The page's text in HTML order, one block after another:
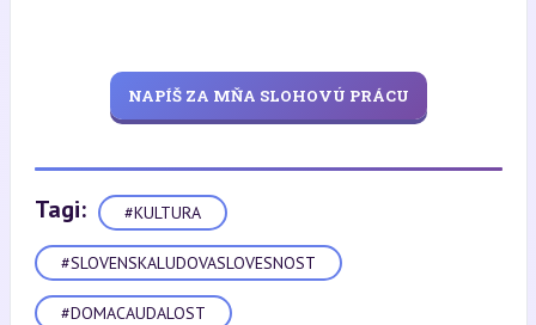
NAPÍŠ ZA MŇA SLOHOVÚ PRÁCU
Tagi: #KULTURA
#SLOVENSKALUDOVASLOVESNOST
#DOMACAUDALOST